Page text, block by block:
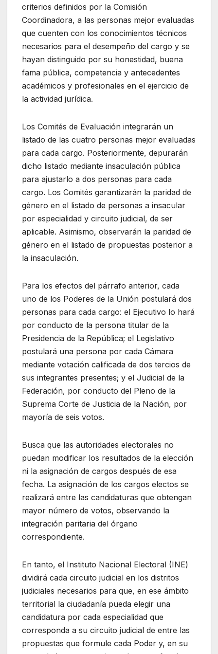
criterios definidos por la Comisión
Coordinadora, a las personas mejor evaluadas
que cuenten con los conocimientos técnicos
necesarios para el desempeño del cargo y se
hayan distinguido por su honestidad, buena
fama pública, competencia y antecedentes
académicos y profesionales en el ejercicio de
la actividad jurídica.
Los Comités de Evaluación integrarán un
listado de las cuatro personas mejor evaluadas
para cada cargo. Posteriormente, depurarán
dicho listado mediante insaculación pública
para ajustarlo a dos personas para cada
cargo. Los Comités garantizarán la paridad de
género en el listado de personas a insacular
por especialidad y circuito judicial, de ser
aplicable. Asimismo, observarán la paridad de
género en el listado de propuestas posterior a
la insaculación.
Para los efectos del párrafo anterior, cada
uno de los Poderes de la Unión postulará dos
personas para cada cargo: el Ejecutivo lo hará
por conducto de la persona titular de la
Presidencia de la República; el Legislativo
postulará una persona por cada Cámara
mediante votación calificada de dos tercios de
sus integrantes presentes; y el Judicial de la
Federación, por conducto del Pleno de la
Suprema Corte de Justicia de la Nación, por
mayoría de seis votos.
Busca que las autoridades electorales no
puedan modificar los resultados de la elección
ni la asignación de cargos después de esa
fecha. La asignación de los cargos electos se
realizará entre las candidaturas que obtengan
mayor número de votos, observando la
integración paritaria del órgano
correspondiente.
En tanto, el Instituto Nacional Electoral (INE)
dividirá cada circuito judicial en los distritos
judiciales necesarios para que, en ese ámbito
territorial la ciudadanía pueda elegir una
candidatura por cada especialidad que
corresponda a su circuito judicial de entre las
propuestas que formule cada Poder y, en su